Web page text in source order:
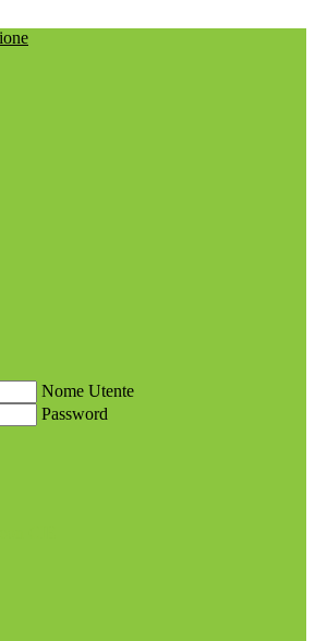
Nome Utente
Password